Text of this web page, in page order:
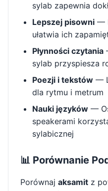
sylab zapewnia
Lepszej pisowni —
ułatwia ich
Płynności czytania
sylab przyspiesza
Poezji i tekstów —
dla rytmu i metrum
Nauki języków —
speakerami
sylabicznej
📊 Porównanie
Porównaj aksamit z